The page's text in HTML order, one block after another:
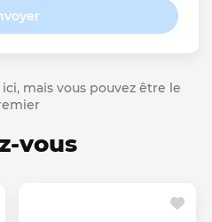
mais vous pouvez être le
vous